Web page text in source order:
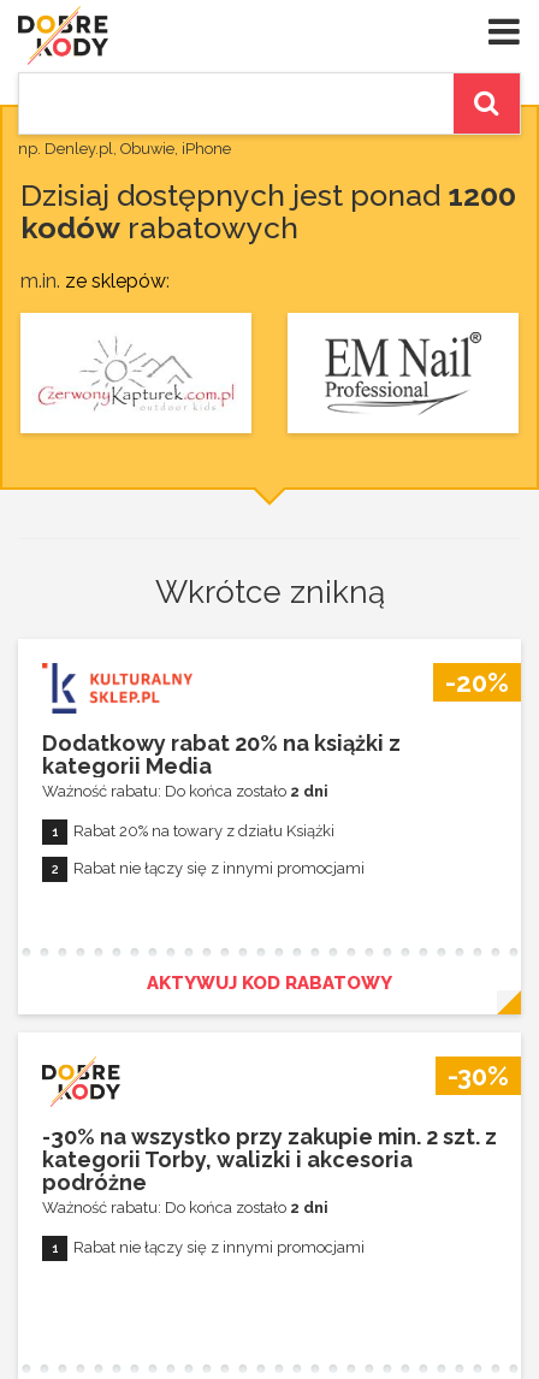
np. Denley.pl, Obuwie, iPhone
Dzisiaj dostępnych jest ponad 1200
kodów rabatowych
m.in. ze sklepów:
Wkrótce znikną
-20%
Dodatkowy rabat 20% na książki z
kategorii Media
Ważność rabatu: Do końca zostało 2 dni
Rabat 20% na towary z działu Książki
Rabat nie łączy się z innymi promocjami
AKTYWUJ KOD RABATOWY
-30%
-30% na wszystko przy zakupie min. 2 szt. z
kategorii Torby, walizki i akcesoria
podróżne
Ważność rabatu: Do końca zostało 2 dni
Rabat nie łączy się z innymi promocjami